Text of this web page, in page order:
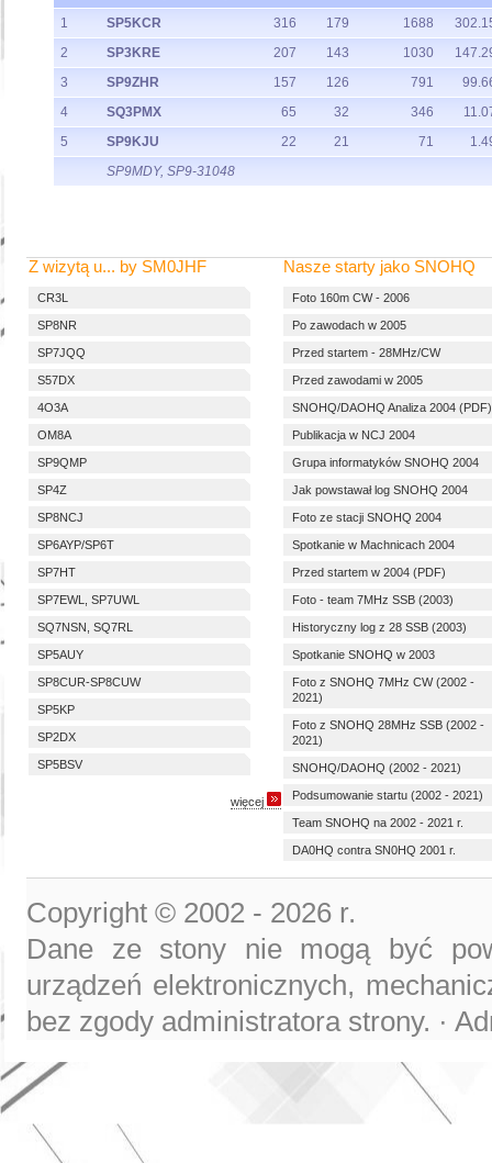
1 SP5KCR 316 179 1688
2
SP3KRE 207 143 1030
3
SP9ZHR 157 126 791
4
SQ3PMX 65 32 346
5
SP9KJU 22 21 71
SP9MDY, SP9-31048
Z wizytą u... by SM0JHF
CR3L
SP8NR
SP7JQQ
S57DX
4O3A
OM8A
SP9QMP
SP4Z
SP8NCJ
SP6AYP/SP6T
SP7HT
SP7EWL, SP7UWL
SQ7NSN, SQ7RL
SP5AUY
SP8CUR-SP8CUW
SP5KP
SP2DX
SP5BSV
więcej
Nasze starty jako SNOHQ
Foto 160m CW - 2006
Po zawodach w 2005
Przed startem - 28MHz/CW
Przed zawodami w 2005
SNOHQ/DAOHQ Analiza 2004 (PDF)
Publikacja w NCJ 2004
Grupa informatyków SNOHQ 2004
Jak powstawał log SNOHQ 2004
Foto ze stacji SNOHQ 2004
Spotkanie w Machnicach 2004
Przed startem w 2004 (PDF)
Foto - team 7MHz SSB (2003)
Historyczny log z 28 SSB (2003)
Spotkanie SNOHQ w 2003
Foto z SNOHQ 7MHz CW (2002 -
2021)
Foto z SNOHQ 28MHz SSB (2002 -
2021)
SNOHQ/DAOHQ (2002 - 2021)
Podsumowanie startu (2002 - 2021)
Team SNOHQ na 2002 - 2021 r.
DA0HQ contra SN0HQ 2001 r.
Copyright © 2002 - 2026 r.
Dane ze stony nie mogą być
urządzeń elektronicznych,
bez zgody administratora strony. ·